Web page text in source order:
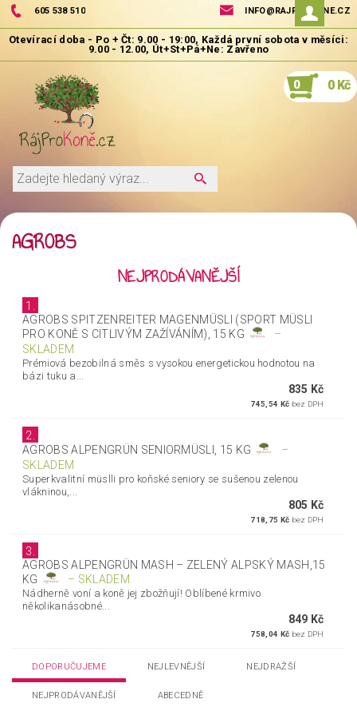
605 538 510 INFO@RAJPROKONE.CZ
0 0 Kč
AGROBS
NEJPRODÁVANĚJŠÍ
1.
AGROBS SPITZENREITER MAGENMÜSLI (SPORT MÜSLI
PRO KONĚ S CITLIVÝM ZAŽÍVÁNÍM), 15 KG
–
SKLADEM
Prémiová bezobilná směs s vysokou energetickou hodnotou na
bázi tuku a...
835 Kč
745,54 Kč bez DPH
2.
AGROBS ALPENGRÜN SENIORMÜSLI, 15 KG
–
SKLADEM
Superkvalitní müslli pro koňské seniory se sušenou zelenou
vlákninou,...
805 Kč
718,75 Kč bez DPH
3.
AGROBS ALPENGRÜN MASH – ZELENÝ ALPSKÝ MASH,15
KG
– SKLADEM
Nádherně voní a koně jej zbožňují! Oblíbené krmivo
několikanásobné...
849 Kč
758,04 Kč bez DPH
DOPORUČUJEME NEJLEVNĚJŠÍ NEJDRAŽŠÍ
NEJPRODÁVANĚJŠÍ ABECEDNĚ